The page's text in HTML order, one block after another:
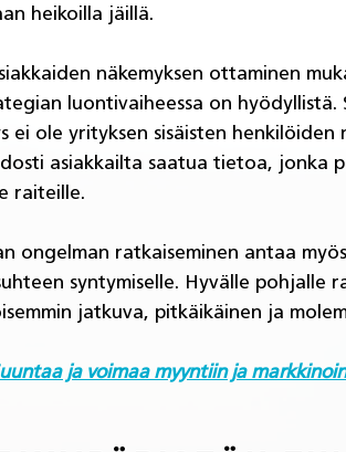
heikoilla jäillä.
näkemyksen ottaminen
luontivaiheessa on hyödyllistä.
ei ole yrityksen sisäisten
asiakkailta saatua tietoa, jonka
raiteille.
ongelman ratkaiseminen antaa
syntymiselle. Hyvälle pohjalle
jatkuva, pitkäikäinen ja
ja voimaa myyntiin ja